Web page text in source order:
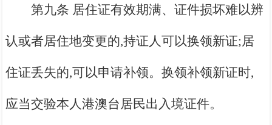
第九条 居住证有效期满、证件损坏难以辨
认或者居住地变更的,持证人可以换领新证;居
住证丢失的,可以申请补领。换领补领新证时,
应当交验本人港澳台居民出入境证件。